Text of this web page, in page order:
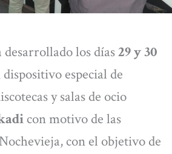
desarrollado los días29 y 30
especial de
y salas de ocio
con motivo de las
con el objetivo de